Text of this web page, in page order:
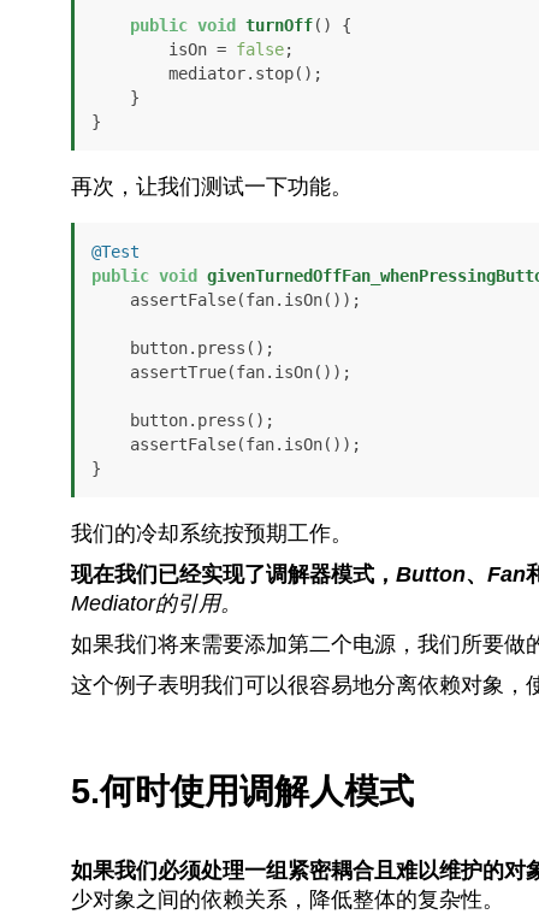
public void turnOff()
{
        isOn =
false;
}
再次，让我们测试一下功能。
@Test
public void
}
我们的冷却系统按预期工作。
现在我们已经实现了调解器模式， Button、 Fan
Mediator的引用。
如果我们将来需要添加第二个电源，我们所要做
这个例子表明我们可以很容易地分离依赖对象，
5.何时使用调解人模式
如果我们必须处理一组紧密耦合且难以维护的对
少对象之间的依赖关系，降低整体的复杂性。